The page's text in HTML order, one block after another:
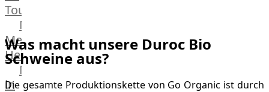
Dry
Aging
Schrank
Bücher
Poster
Tour
Männer
Metzger
Heinsberg
Markthalle
in
Auswahl finden
Was macht unsere Duroc Bio
Schweine aus?
Die gesamte Produktionskette von Go Organic ist durch